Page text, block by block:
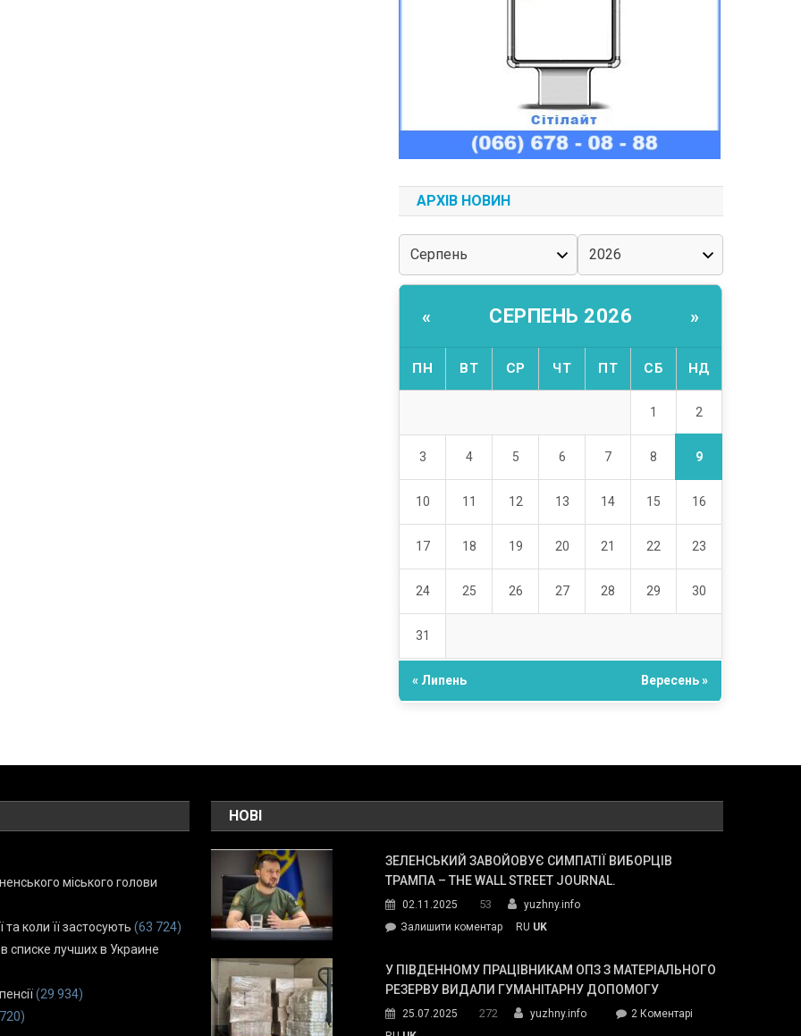
АРХІВ НОВИН
« СЕРПЕНЬ 2026 »
ПН ВТ СР ЧТ ПТ СБ НД
1 2
3 4 5 6 7 8 9
10 11 12 13 14 15 16
17 18 19 20 21 22 23
24 25 26 27 28 29 30
31
« Липень Вересень »
міського голови
коли її застосують (63 724)
списке лучших в Украине
(29 934)
НОВІ
ЗЕЛЕНСЬКИЙ ЗАВОЙОВУЄ СИМПАТІЇ ВИБОРЦІВ
ТРАМПА – THE WALL STREET JOURNAL.
02.11.2025 53
yuzhny.info
Залишити коментарon
завойовує
симпатії
Трампа
RU UK
У ПІВДЕННОМУ ПРАЦІВНИКАМ ОПЗ З МАТЕРІАЛЬНОГО
РЕЗЕРВУ ВИДАЛИ ГУМАНІТАРНУ ДОПОМОГУ
25.07.2025 272 yuzhny.info 2 Коментарідо